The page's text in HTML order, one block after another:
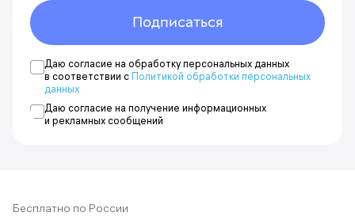
Подписаться
Даю согласие на обработку персональных данных
в соответствии сПолитикой обработки персональных
данных
Даю согласие на получение информационных
и рекламных сообщений
Новости будут приходить на адрес {{email}}.
Отменить подписку можно в любой момент.
Указать другой адрес
Бесплатно по России